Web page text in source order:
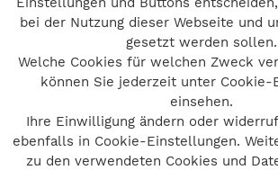
Datenschutz
Barrierefreiheit
bei der Nutzung dieser Webseite und
gesetzt werden sollen.
Welche Cookies für welchen Zweck
können Sie jederzeit unter Cookie-
einsehen.
Ihre Einwilligung ändern oder
ebenfalls in Cookie-Einstellungen.
zu den verwendeten Cookies und